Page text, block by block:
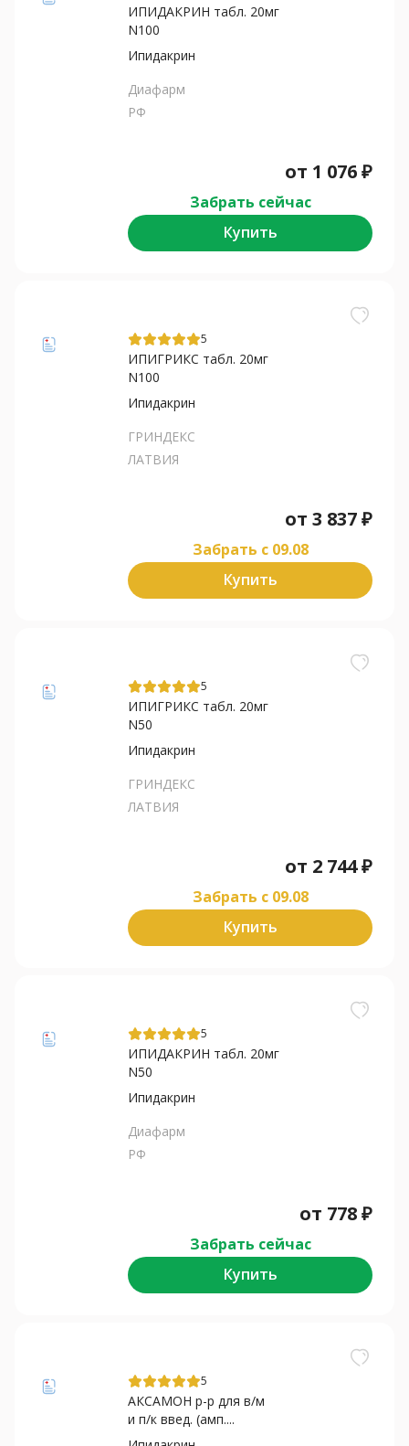
ИПИДАКРИН табл. 20мг
N100
Ипидакрин
Диафарм
РФ
от 1 076₽
Забрать сейчас
Купить
5
ИПИГРИКС табл. 20мг
N100
Ипидакрин
ГРИНДЕКС
ЛАТВИЯ
от 3 837₽
Забрать c 09.08
Купить
5
ИПИГРИКС табл. 20мг
N50
Ипидакрин
ГРИНДЕКС
ЛАТВИЯ
от 2 744₽
Забрать c 09.08
Купить
5
ИПИДАКРИН табл. 20мг
N50
Ипидакрин
Диафарм
РФ
от 778₽
Забрать сейчас
Купить
5
АКСАМОН р-р для в/м
и п/к введ. (амп....